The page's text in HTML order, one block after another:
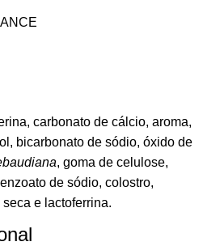
carbonato de cálcio, aroma,
bicarbonato de sódio, óxido de
, goma de celulose,
de sódio, colostro,
e lactoferrina.